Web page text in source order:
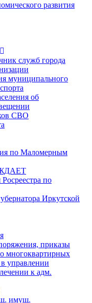
развития
служб города
муниципального
об
СВО
по Маломерным
по
Иркутской
приказы
многоквартирных
управлении
к адм.
имущ.